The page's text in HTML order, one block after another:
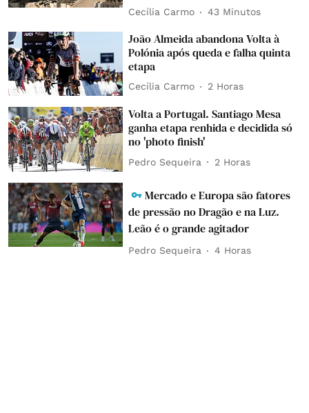
Cecília Carmo 43 Minutos
João Almeida abandona Volta à
Polónia após queda e falha quinta
etapa
Cecília Carmo 2 Horas
Volta a Portugal. Santiago Mesa
ganha etapa renhida e decidida só
no 'photo finish'
Pedro Sequeira 2 Horas
Mercado e Europa são fatores
de pressão no Dragão e na Luz.
Leão é o grande agitador
Pedro Sequeira 4 Horas